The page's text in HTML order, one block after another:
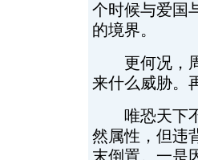
个时候与爱国
的境界。
更何况，周
来什么威胁。
唯恐天下不
然属性，但违
末倒置。一是